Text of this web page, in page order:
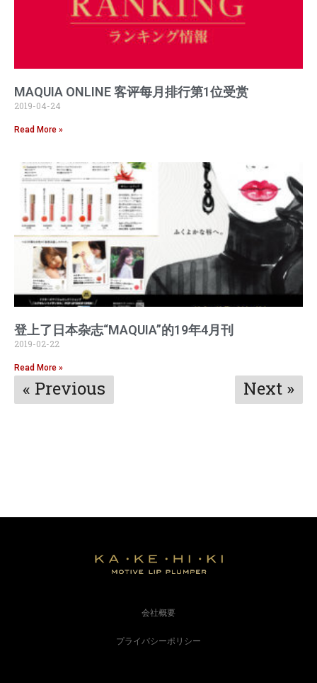
MAQUIA ONLINE 客评每月排行第1位受赏
2019-04-24
Read More »
登上了日本杂志“MAQUIA”的19年4月刊
2019-02-22
Read More »
« Previous Next »
会社概要
プライバシーポリシー